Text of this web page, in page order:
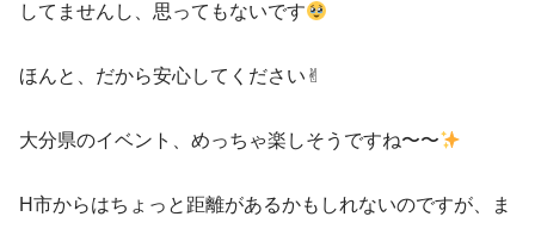
してませんし、思ってもないです
ほんと、だから安心してください✌︎
大分県のイベント、めっちゃ楽しそうですね〜〜
H市からはちょっと距離があるかもしれないのですが、ま